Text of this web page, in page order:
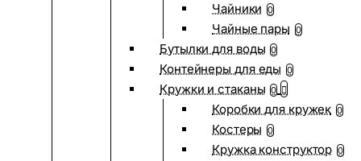
Чайники 0
Чайные пары 0
Бутылки для воды 0
Контейнеры для еды 0
Кружки и стаканы 0
Коробки для кружек 0
Костеры 0
Кружка конструктор 0